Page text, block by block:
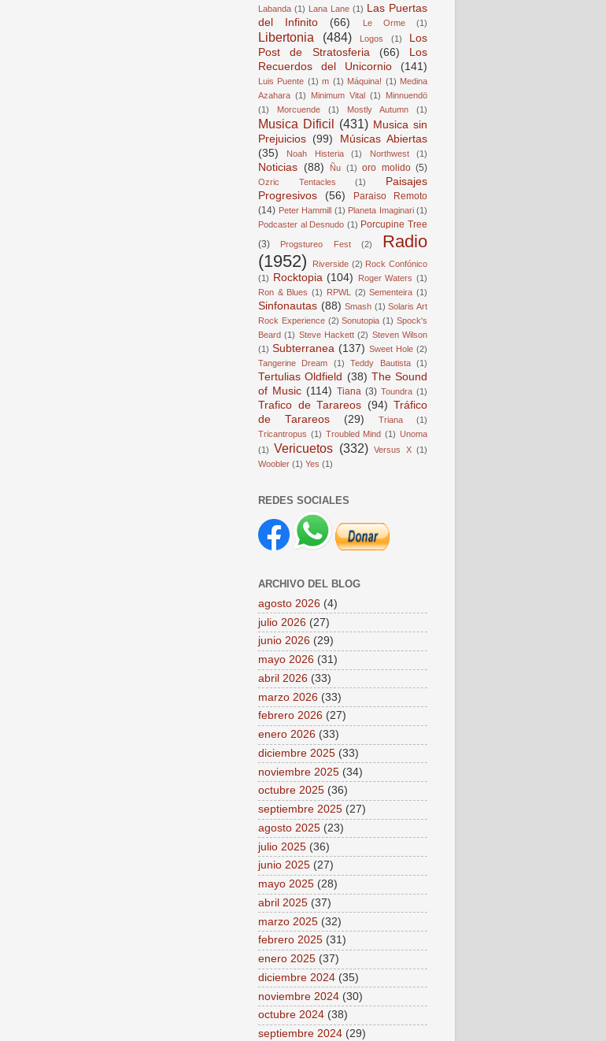
Labanda (1) Lana Lane (1) Las Puertas
del Infinito
(66) Le Orme (1)
Libertonia (484) Logos (1)
Los
Post de Stratosferia
(66)
Los
Recuerdos del Unicornio
(141)
Luis Puente (1) m (1) Máquina! (1) Medina
Azahara (1) Minimum Vital (1)
Minnuendö
(1)
Morcuende (1) Mostly Autumn (1)
Musica Dificil (431) Musica sin
Prejuicios (99)
Músicas Abiertas
(35)
Noah Histeria (1) Northwest (1)
Noticias (88) Ñu (1) oro molido (5)
Ozric Tentacles (1)
Paisajes
Progresivos
(56)
Paraiso Remoto
(14) Peter Hammill (1) Planeta Imaginari (1)
Podcaster al Desnudo (1) Porcupine Tree
(3)
Progstureo Fest (2)
Radio
(1952)
Riverside (2) Rock Confónico
(1) Rocktopia (104) Roger Waters (1)
Ron & Blues (1) RPWL (2) Sementeira (1)
Sinfonautas (88) Smash (1) Solaris Art
Rock Experience (2) Sonutopia (1) Spock's
Beard (1) Steve Hackett (2) Steven Wilson
(1) Subterranea (137) Sweet Hole (2)
Tangerine Dream
(1) Teddy Bautista (1)
Tertulias Oldfield (38) The Sound
of Music (114) Tiana (3) Toundra (1)
Trafico de Tarareos (94) Tráfico
de Tarareos
(29) Triana
(1)
Tricantropus (1) Troubled Mind (1) Unoma
(1)
Vericuetos (332) Versus X (1)
Woobler (1) Yes (1)
REDES SOCIALES
ARCHIVO DEL BLOG
agosto 2026 (4)
julio 2026 (27)
junio 2026 (29)
mayo 2026 (31)
abril 2026 (33)
marzo 2026 (33)
febrero 2026 (27)
enero 2026 (33)
diciembre 2025 (33)
noviembre 2025 (34)
octubre 2025 (36)
septiembre 2025 (27)
agosto 2025 (23)
julio 2025 (36)
junio 2025 (27)
mayo 2025 (28)
abril 2025 (37)
marzo 2025 (32)
febrero 2025 (31)
enero 2025 (37)
diciembre 2024 (35)
noviembre 2024 (30)
octubre 2024 (38)
septiembre 2024 (29)